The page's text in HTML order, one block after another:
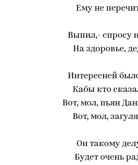
Ему не
Выпил,- спросу
На здоровье,
Интересней
Кабы кто
Вот, мол, пьян
Вот, мол,
Он такому
Будет очень